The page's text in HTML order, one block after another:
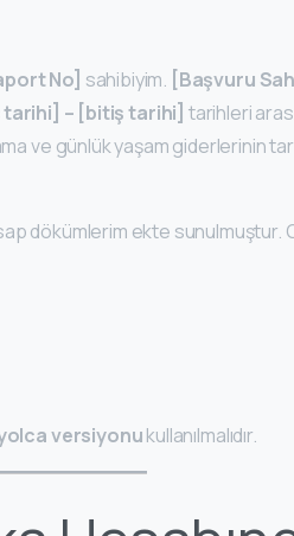
No] sahibiyim. [Başvuru
tarihi] – [bitiş tarihi] tarihleri
ve günlük yaşam giderlerinin
dökümlerim ekte sunulmuştur.
versiyonukullanılmalıdır.